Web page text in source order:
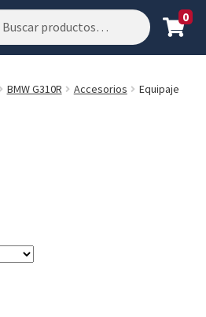
0
BMW G310R Accesorios Equipaje